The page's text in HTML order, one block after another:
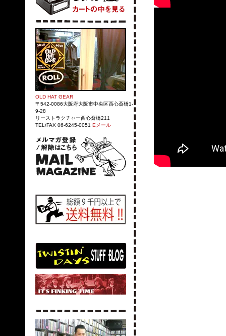
OLD HAT GEAR
〒542-0086大阪府大阪市中央区西心斎橋1-
9-28
リーストラクチャー西心斎橋211
TEL/FAX 06-6245-0051 Eメール